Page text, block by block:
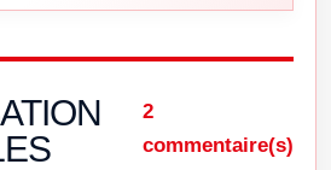
2
commentaire(s)